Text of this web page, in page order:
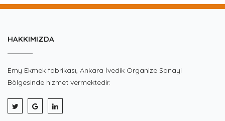
HAKKIMIZDA
Emy Ekmek fabrikası, Ankara İvedik Organize Sanayi
Bölgesinde hizmet vermektedir.